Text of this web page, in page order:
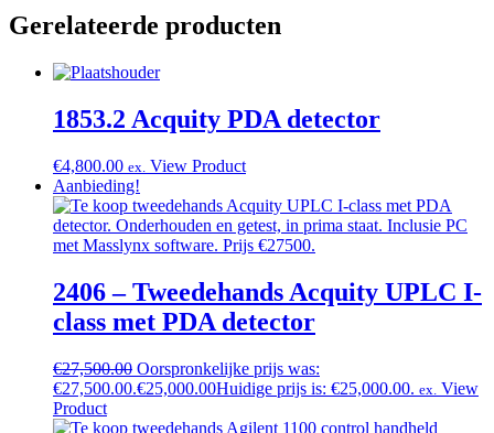
Gerelateerde producten
1853.2 Acquity PDA detector
€4,800.00 ex. View Product
Aanbieding!
2406 – Tweedehands Acquity UPLC I-
class met PDA detector
€27,500.00 Oorspronkelijke prijs was:
€27,500.00.€25,000.00Huidige prijs is: €25,000.00. ex. View
Product